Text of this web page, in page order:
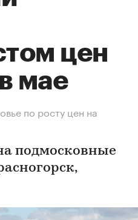
цен
мае
по росту цен на
подмосковные